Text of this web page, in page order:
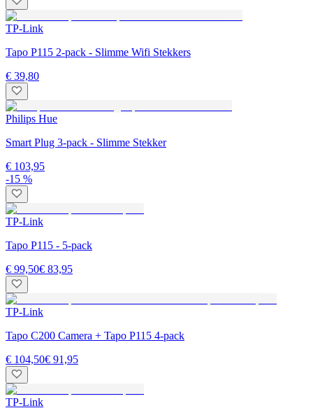
TP-Link
Tapo P115 2-pack - Slimme Wifi Stekkers
€ 39,80
Philips Hue
Smart Plug 3-pack - Slimme Stekker
€ 103,95
-15 %
TP-Link
Tapo P115 - 5-pack
€ 99,50€ 83,95
TP-Link
Tapo C200 Camera + Tapo P115 4-pack
€ 104,50€ 91,95
TP-Link